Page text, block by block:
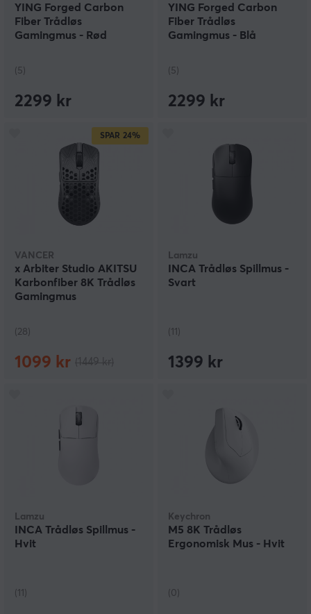
YING Forged Carbon
Fiber Trådløs
Gamingmus - Rød
(5)
2299 kr
YING Forged Carbon
Fiber Trådløs
Gamingmus - Blå
(5)
2299 kr
SPAR 24%
VANCER
x Arbiter Studio AKITSU
Karbonfiber 8K Trådløs
Gamingmus
(28)
1099 kr
Lamzu
INCA Trådløs Spillmus -
Svart
(11)
1399 kr
Lamzu
INCA Trådløs Spillmus -
Hvit
(11)
Keychron
M5 8K Trådløs
Ergonomisk Mus - Hvit
(0)